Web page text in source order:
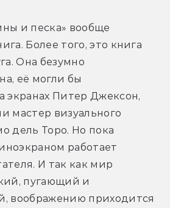
и песка» вообще
Более того, это книга
Она безумно
её могли бы
экранах Питер Джексон,
мастер визуального
дель Торо. Но пока
работает
И так как мир
пугающий и
воображению приходится